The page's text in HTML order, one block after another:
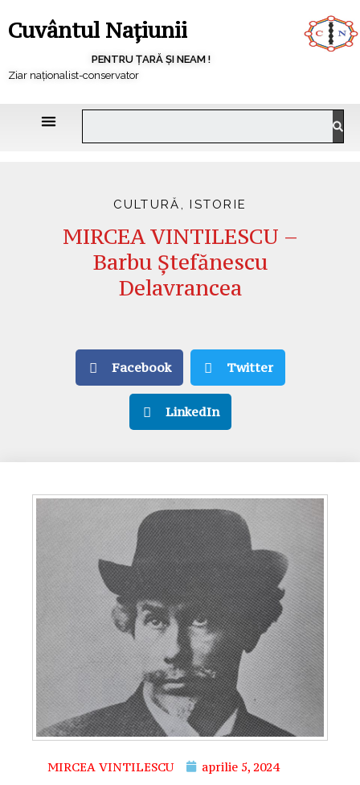
Cuvântul Națiunii
PENTRU ȚARĂ ȘI NEAM !
Ziar naționalist-conservator
CULTURĂ,ISTORIE
MIRCEA VINTILESCU –
Barbu Ștefănescu
Delavrancea
Facebook Twitter
LinkedIn
MIRCEA VINTILESCU aprilie 5, 2024